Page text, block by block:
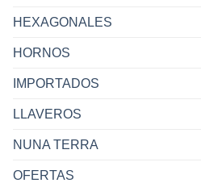
HEXAGONALES
HORNOS
IMPORTADOS
LLAVEROS
NUNA TERRA
OFERTAS